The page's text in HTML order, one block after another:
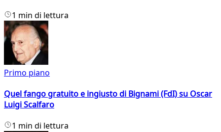
1 min di lettura
Primo piano
Quel fango gratuito e ingiusto di Bignami (FdI) su Oscar
Luigi Scalfaro
1 min di lettura